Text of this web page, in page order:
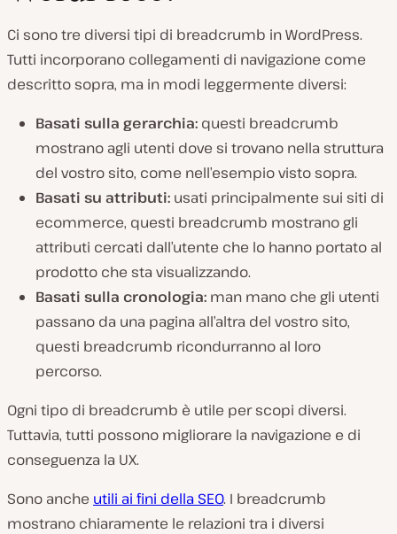
Ci sono tre diversi tipi di breadcrumb in WordPress.
Tutti incorporano collegamenti di navigazione come
descritto sopra, ma in modi leggermente diversi:
Basati sulla gerarchia: questi breadcrumb
mostrano agli utenti dove si trovano nella struttura
del vostro sito, come nell’esempio visto sopra.
Basati su attributi: usati principalmente sui siti di
ecommerce, questi breadcrumb mostrano gli
attributi cercati dall’utente che lo hanno portato al
prodotto che sta visualizzando.
Basati sulla cronologia: man mano che gli utenti
passano da una pagina all’altra del vostro sito,
questi breadcrumb ricondurranno al loro
percorso.
Ogni tipo di breadcrumb è utile per scopi diversi.
Tuttavia, tutti possono migliorare la navigazione e di
conseguenza la UX.
Sono anche utili ai fini della SEO. I breadcrumb
mostrano chiaramente le relazioni tra i diversi